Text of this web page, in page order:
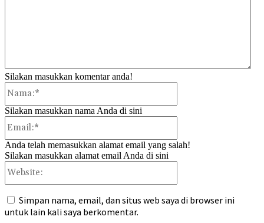
Silakan masukkan komentar anda!
Silakan masukkan nama Anda di sini
Anda telah memasukkan alamat email yang salah!
Silakan masukkan alamat email Anda di sini
Simpan nama, email, dan situs web saya di browser ini
untuk lain kali saya berkomentar.